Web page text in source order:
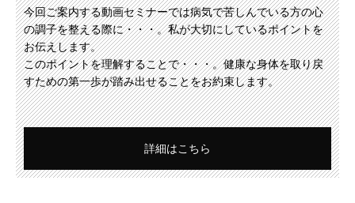
今回ご案内する動画セミナーでは病気で苦しんでいる方の心
の調子を整える際に・・・。私が大切にしているポイントを
お伝えします。
このポイントを理解することで・・・。健康な身体を取り戻
すための第一歩が踏み出せることをお約束します。
詳細はこちら